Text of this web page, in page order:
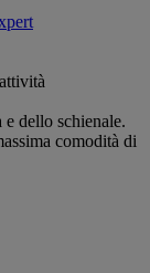
dello schienale.
comodità di